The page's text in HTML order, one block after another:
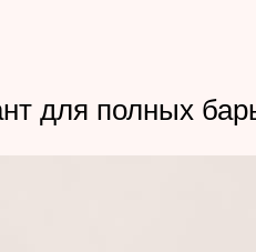
для полных